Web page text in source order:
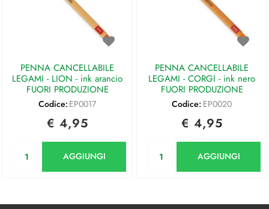
PENNA CANCELLABILE
LEGAMI - LION - ink arancio
FUORI PRODUZIONE
Codice: EP0017
€ 4,95
AGGIUNGI
PENNA CANCELLABILE
LEGAMI - CORGI - ink nero
FUORI PRODUZIONE
Codice: EP0020
€ 4,95
AGGIUNGI